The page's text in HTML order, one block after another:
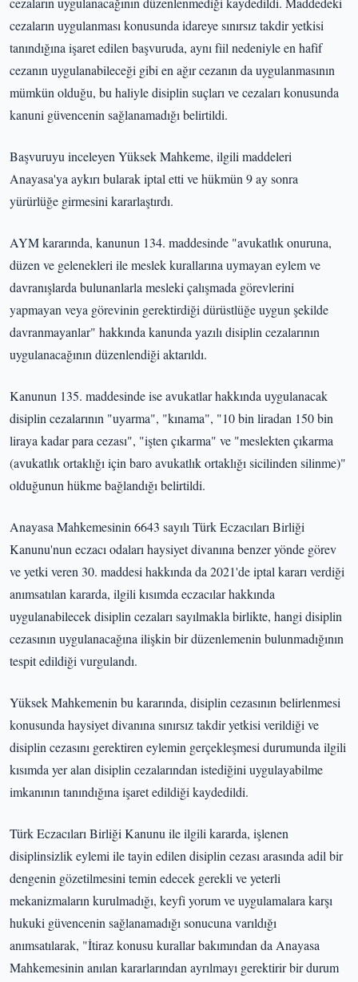
cezaların uygulanması konusunda idareye sınırsız takdir yetkisi
tanındığına işaret edilen başvuruda, aynı fiil nedeniyle en hafif
cezanın uygulanabileceği gibi en ağır cezanın da uygulanmasının
mümkün olduğu, bu haliyle disiplin suçları ve cezaları konusunda
kanuni güvencenin sağlanamadığı belirtildi.
Başvuruyu inceleyen Yüksek Mahkeme, ilgili maddeleri
Anayasa'ya aykırı bularak iptal etti ve hükmün 9 ay sonra
yürürlüğe girmesini kararlaştırdı.
AYM kararında, kanunun 134. maddesinde "avukatlık onuruna,
düzen ve gelenekleri ile meslek kurallarına uymayan eylem ve
davranışlarda bulunanlarla mesleki çalışmada görevlerini
yapmayan veya görevinin gerektirdiği dürüstlüğe uygun şekilde
davranmayanlar" hakkında kanunda yazılı disiplin cezalarının
uygulanacağının düzenlendiği aktarıldı.
Kanunun 135. maddesinde ise avukatlar hakkında uygulanacak
disiplin cezalarının "uyarma", "kınama", "10 bin liradan 150 bin
liraya kadar para cezası", "işten çıkarma" ve "meslekten çıkarma
(avukatlık ortaklığı için baro avukatlık ortaklığı sicilinden silinme)"
olduğunun hükme bağlandığı belirtildi.
Anayasa Mahkemesinin 6643 sayılı Türk Eczacıları Birliği
Kanunu'nun eczacı odaları haysiyet divanına benzer yönde görev
ve yetki veren 30. maddesi hakkında da 2021'de iptal kararı verdiği
anımsatılan kararda, ilgili kısımda eczacılar hakkında
uygulanabilecek disiplin cezaları sayılmakla birlikte, hangi disiplin
cezasının uygulanacağına ilişkin bir düzenlemenin bulunmadığının
tespit edildiği vurgulandı.
Yüksek Mahkemenin bu kararında, disiplin cezasının belirlenmesi
konusunda haysiyet divanına sınırsız takdir yetkisi verildiği ve
disiplin cezasını gerektiren eylemin gerçekleşmesi durumunda ilgili
kısımda yer alan disiplin cezalarından istediğini uygulayabilme
imkanının tanındığına işaret edildiği kaydedildi.
Türk Eczacıları Birliği Kanunu ile ilgili kararda, işlenen
disiplinsizlik eylemi ile tayin edilen disiplin cezası arasında adil bir
dengenin gözetilmesini temin edecek gerekli ve yeterli
mekanizmaların kurulmadığı, keyfi yorum ve uygulamalara karşı
hukuki güvencenin sağlanamadığı sonucuna varıldığı
anımsatılarak, "İtiraz konusu kurallar bakımından da Anayasa
Mahkemesinin anılan kararlarından ayrılmayı gerektirir bir durum